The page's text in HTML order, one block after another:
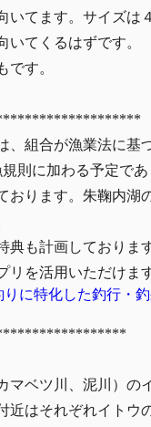
いてます。サイズは
いてくるはずです
です。
、組合が漁業法に基
則に加わる予定で
おります。朱鞠内湖
典も計画しております
リを活用いただけま
に特化した釣行・
マベツ川、泥川）の
近はそれぞれイトウ